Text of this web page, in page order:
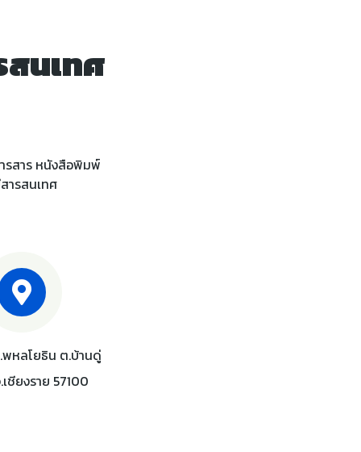
สนเทศ
รสาร หนังสือพิมพ์
ารสนเทศ
หลโยธิน ต.บ้านดู่
เชียงราย 57100